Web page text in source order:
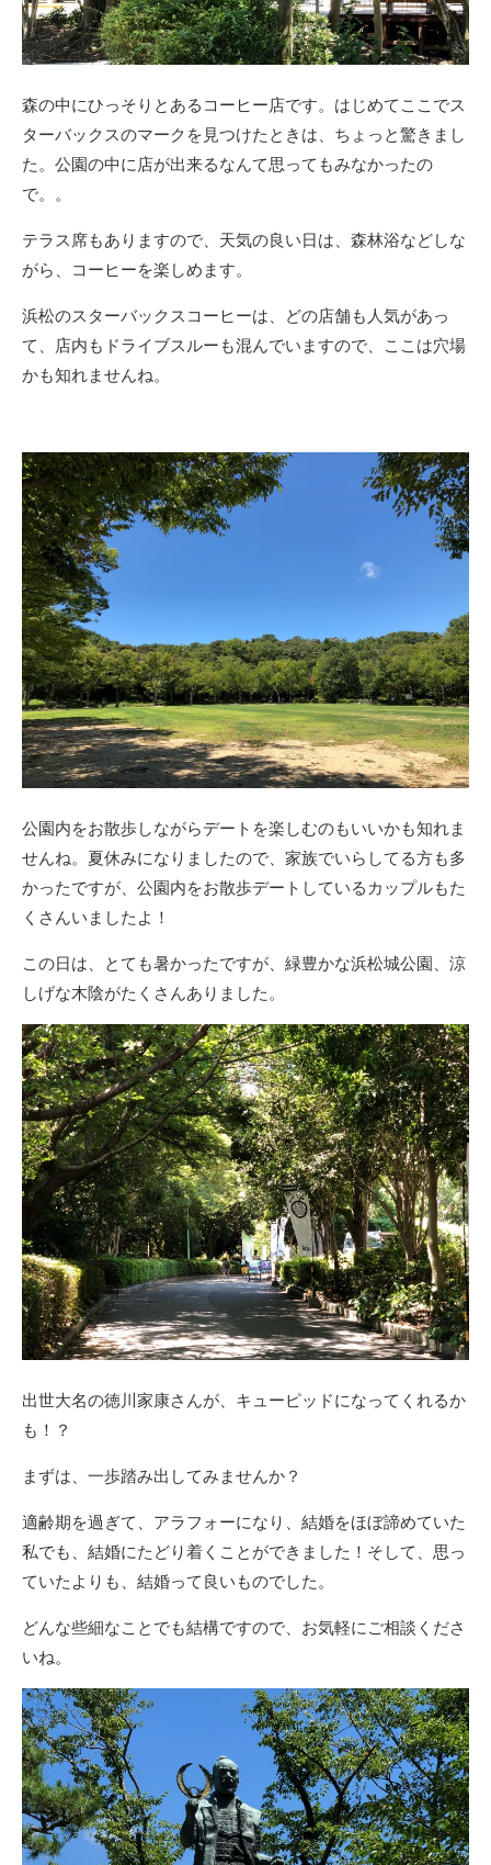
森の中にひっそりとあるコーヒー店です。はじめてここでス
ターバックスのマークを見つけたときは、ちょっと驚きまし
た。公園の中に店が出来るなんて思ってもみなかったの
で。。
テラス席もありますので、天気の良い日は、森林浴などしな
がら、コーヒーを楽しめます。
浜松のスターバックスコーヒーは、どの店舗も人気があっ
て、店内もドライブスルーも混んでいますので、ここは穴場
かも知れませんね。
公園内をお散歩しながらデートを楽しむのもいいかも知れま
せんね。夏休みになりましたので、家族でいらしてる方も多
かったですが、公園内をお散歩デートしているカップルもた
くさんいましたよ！
この日は、とても暑かったですが、緑豊かな浜松城公園、涼
しげな木陰がたくさんありました。
出世大名の徳川家康さんが、キューピッドになってくれるか
も！？
まずは、一歩踏み出してみませんか？
適齢期を過ぎて、アラフォーになり、結婚をほぼ諦めていた
私でも、結婚にたどり着くことができました！そして、思っ
ていたよりも、結婚って良いものでした。
どんな些細なことでも結構ですので、お気軽にご相談くださ
いね。